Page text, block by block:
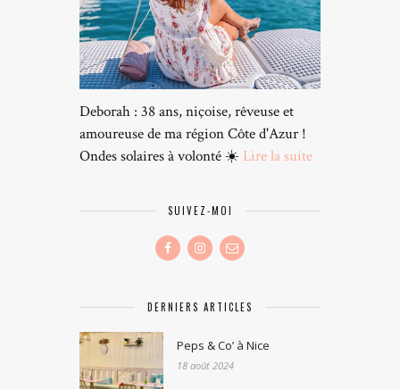
Deborah : 38 ans, niçoise, rêveuse et
amoureuse de ma région Côte d'Azur !
Ondes solaires à volonté ☀️ Lire la suite
SUIVEZ-MOI
DERNIERS ARTICLES
Peps & Co’ à Nice
18 août 2024